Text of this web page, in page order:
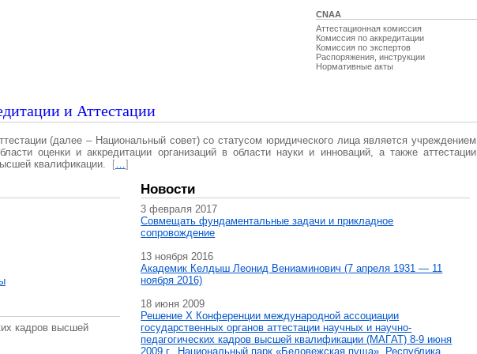
CNAA
Аттестационная комиссия
Комиссия по аккредитации
Комиссия по экспертов
Распоряжения, инструкции
Нормативные акты
и Аттестации
(далее – Национальный совет) со статусом юридического лица является учреждением
оценки и аккредитации организаций в области науки и инноваций, а также аттестации
квалификации.
[…]
кадров высшей
Новости
3 февраля 2017
Совмещать фундаментальные задачи и прикладное
сопровождение
13 ноября 2016
Академик Келдыш Леонид Вениаминович (7 апреля 1931 — 11
ноября 2016)
18 июня 2009
Решение X Конференции международной ассоциации
государственных органов аттестации научных и научно-
педагогических кадров высшей квалификации (МАГAT) 8-9 июня
2009 г., Национальный парк «Беловежская пуща», Республика